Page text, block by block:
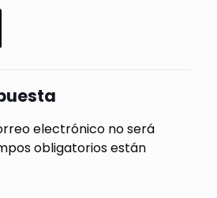
electrónico no será
obligatorios están